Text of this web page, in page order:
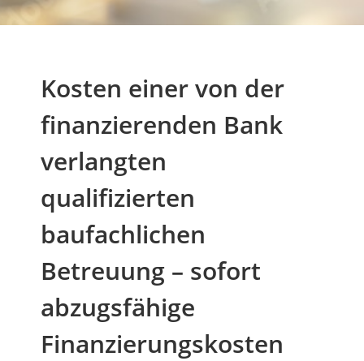
Kosten einer von der
finanzierenden Bank
verlangten
qualifizierten
baufachlichen
Betreuung – sofort
abzugsfähige
Finanzierungskosten